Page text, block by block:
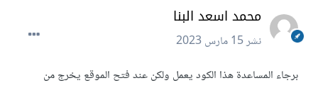
محمد اسعد البنا
نشر15 مارس 2023
برجاء المساعدة هذا الكود يعمل ولكن عند فتح الموقع يخرج من